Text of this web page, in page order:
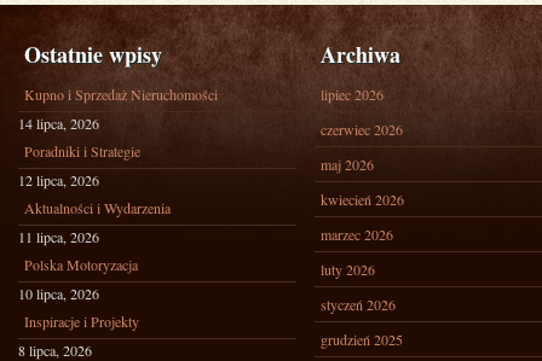
Ostatnie wpisy
Kupno i Sprzedaż Nieruchomości
14 lipca, 2026
Poradniki i Strategie
12 lipca, 2026
Aktualności i Wydarzenia
11 lipca, 2026
Polska Motoryzacja
10 lipca, 2026
Inspiracje i Projekty
8 lipca, 2026
Archiwa
lipiec 2026
czerwiec 2026
maj 2026
kwiecień 2026
marzec 2026
luty 2026
styczeń 2026
grudzień 2025